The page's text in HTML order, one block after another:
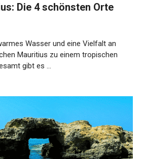
Die 4 schönsten Orte
Wasser und eine Vielfalt an
Mauritius zu einem tropischen
gibt es …